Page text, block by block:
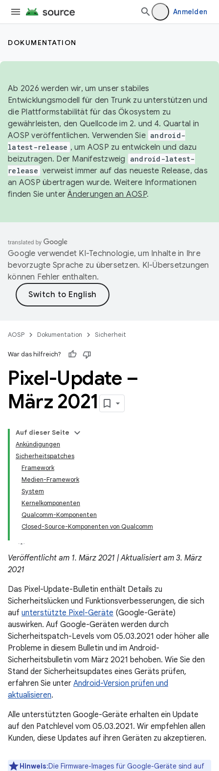
Anmelden
DOKUMENTATION
Ab 2026 werden wir, um unser stabiles
Entwicklungsmodell für den Trunk zu unterstützen und
die Plattformstabilität für das Ökosystem zu
gewährleisten, den Quellcode im 2. und 4. Quartal in
AOSP veröffentlichen. Verwenden Sie android-
latest-release , um AOSP zu entwickeln und dazu
beizutragen. Der Manifestzweig
android-latest-
release verweist immer auf das neueste Release, das
an AOSP übertragen wurde. Weitere Informationen
finden Sie unterÄnderungen an AOSP.
Google verwendet KI-Technologie, um Inhalte in Ihre
bevorzugte Sprache zu übersetzen. KI-Übersetzungen
können Fehler enthalten.
AOSP Dokumentation Sicherheit
War das hilfreich?
Pixel-Update –
März 2021
Auf dieser Seite
Ankündigungen
Sicherheitspatches
Framework
Medien-Framework
System
Kernelkomponenten
Qualcomm-Komponenten
Closed-Source-Komponenten von Qualcomm
Veröffentlicht am 1. März 2021 | Aktualisiert am 3. März
2021
Das Pixel-Update-Bulletin enthält Details zu
Sicherheitslücken und Funktionsverbesserungen, die sich
auf unterstützte Pixel-Geräte (Google-Geräte)
auswirken. Auf Google-Geräten werden durch
Sicherheitspatch-Levels vom 05.03.2021 oder höher alle
Probleme in diesem Bulletin und im Android-
Sicherheitsbulletin vom März 2021 behoben. Wie Sie den
Stand der Sicherheitsupdates eines Geräts prüfen,
erfahren Sie unter Android-Version prüfen und
aktualisieren.
Alle unterstützten Google-Geräte erhalten ein Update
auf den Patchlevel vom 05.03.2021. Wir empfehlen allen
Kunden, diese Updates auf ihren Geräten zu akzeptieren.
Hinweis:Die Firmware-Images für Google-Geräte sind auf